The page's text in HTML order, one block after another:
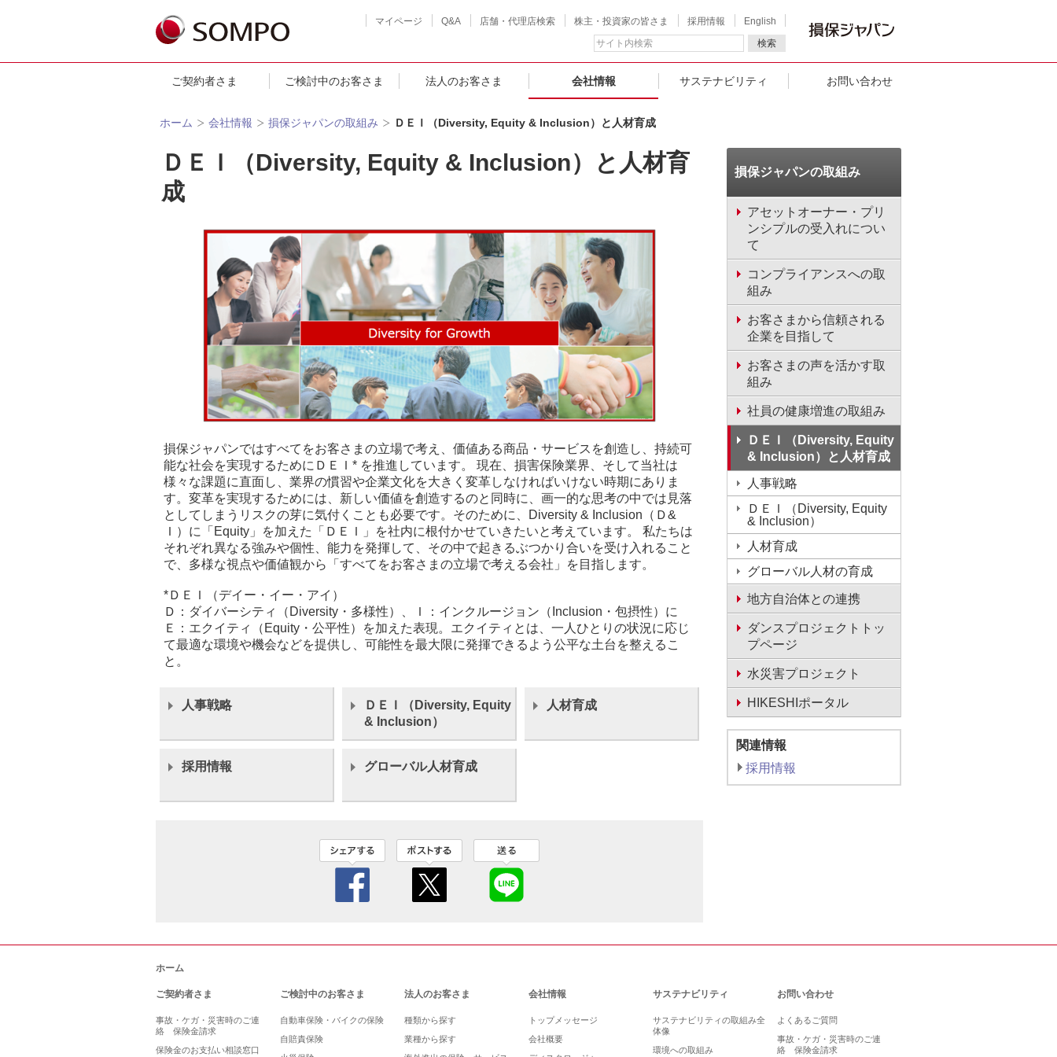
マイページ Q&A 店舗・代理店検索 株主・投資家の皆さま 採用情報
English
検索
ご契約者さま ご検討中のお客さま 法人のお客さま 会社情報 サステナビリティ お問い合わせ
ホーム 会社情報 損保ジャパンの取組み ＤＥＩ（Diversity, Equity & Inclusion）と人材育成
ＤＥＩ（Diversity, Equity & Inclusion）と人材育
成
損保ジャパンではすべてをお客さまの立場で考え、価値ある商品・サービスを創造し、持続可
能な社会を実現するためにＤＥＩ* を推進しています。 現在、損害保険業界、そして当社は
様々な課題に直面し、業界の慣習や企業文化を大きく変革しなければいけない時期にありま
す。変革を実現するためには、新しい価値を創造するのと同時に、画一的な思考の中では見落
としてしまうリスクの芽に気付くことも必要です。そのために、Diversity & Inclusion（Ｄ&
Ｉ）に「Equity」を加えた「ＤＥＩ」を社内に根付かせていきたいと考えています。 私たちは
それぞれ異なる強みや個性、能力を発揮して、その中で起きるぶつかり合いを受け入れること
で、多様な視点や価値観から「すべてをお客さまの立場で考える会社」を目指します。
*ＤＥＩ（デイー・イー・アイ）
Ｄ：ダイバーシティ（Diversity・多様性）、Ｉ：インクルージョン（Inclusion・包摂性）に
Ｅ：エクイティ（Equity・公平性）を加えた表現。エクイティとは、一人ひとりの状況に応じ
て最適な環境や機会などを提供し、可能性を最大限に発揮できるよう公平な土台を整えるこ
と。
人事戦略
ＤＥＩ（Diversity, Equity
& Inclusion）
人材育成
採用情報 グローバル人材育成
損保ジャパンの取組み
アセットオーナー・プリ
ンシプルの受入れについ
て
コンプライアンスへの取
組み
お客さまから信頼される
企業を目指して
お客さまの声を活かす取
組み
社員の健康増進の取組み
ＤＥＩ（Diversity, Equity
& Inclusion）と人材育成
人事戦略
ＤＥＩ（Diversity, Equity
& Inclusion）
人材育成
グローバル人材の育成
地方自治体との連携
ダンスプロジェクトトッ
プページ
水災害プロジェクト
HIKESHIポータル
関連情報
採用情報
ホーム
ご契約者さま
事故・ケガ・災害時のご連
絡 保険金請求
保険金のお支払い相談窓口
ご検討中のお客さま
自動車保険・バイクの保険
自賠責保険
法人のお客さま
種類から探す
業種から探す
会社情報
トップメッセージ
会社概要
サステナビリティ
サステナビリティの取組み全
体像
環境への取組み
お問い合わせ
よくあるご質問
事故・ケガ・災害時のご連
絡 保険金請求